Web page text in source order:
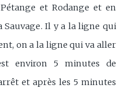
et Rodange et en
Il y a la ligne qui
on a la ligne qui va aller
environ 5 minutes de
et après les 5 minutes